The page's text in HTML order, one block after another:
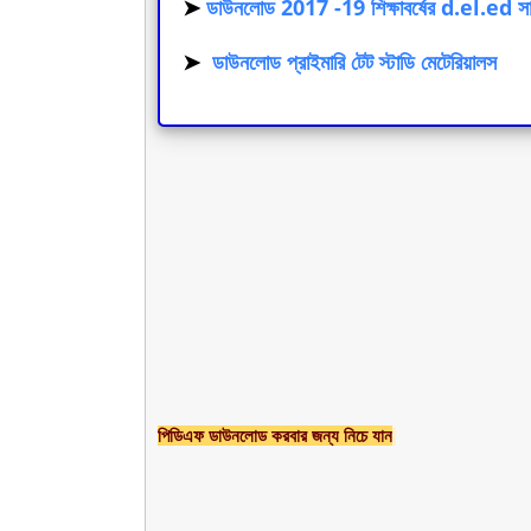
➤ ডাউনলোড 2017 -19 শিক্ষাবর্ষের d.el.ed
➤ ডাউনলোড প্রাইমারি টেট স্টাডি মেটেরিয়ালস
পিডিএফ ডাউনলোড করবার জন্য নিচে যান